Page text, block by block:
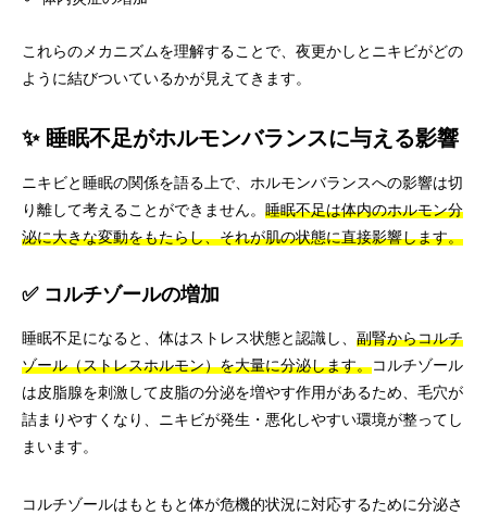
これらのメカニズムを理解することで、夜更かしとニキビがどの
ように結びついているかが見えてきます。
✨ 睡眠不足がホルモンバランスに与える影響
ニキビと睡眠の関係を語る上で、ホルモンバランスへの影響は切
り離して考えることができません。 睡眠不足は体内のホルモン分
泌に大きな変動をもたらし、それが肌の状態に直接影響します。
✅ コルチゾールの増加
睡眠不足になると、体はストレス状態と認識し、 副腎からコルチ
ゾール（ストレスホルモン）を大量に分泌します。コルチゾール
は皮脂腺を刺激して皮脂の分泌を増やす作用があるため、毛穴が
詰まりやすくなり、ニキビが発生・悪化しやすい環境が整ってし
まいます。
コルチゾールはもともと体が危機的状況に対応するために分泌さ